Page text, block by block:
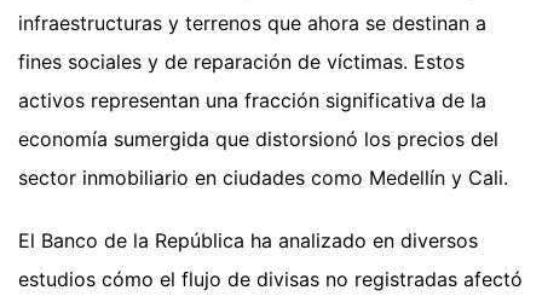
infraestructuras y terrenos que ahora se destinan a
fines sociales y de reparación de víctimas. Estos
activos representan una fracción significativa de la
economía sumergida que distorsionó los precios del
sector inmobiliario en ciudades como Medellín y Cali.
El Banco de la República ha analizado en diversos
estudios cómo el flujo de divisas no registradas afectó